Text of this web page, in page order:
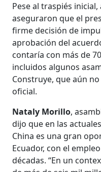
Pese al traspiés
aseguraron que el
firme decisión de
aprobación del
contaría con más de
incluidos algunos
Construye, que aún
oficial.
Nataly Morillo,
dijo que en las
China es una gran
Ecuador, con el
décadas. “En un